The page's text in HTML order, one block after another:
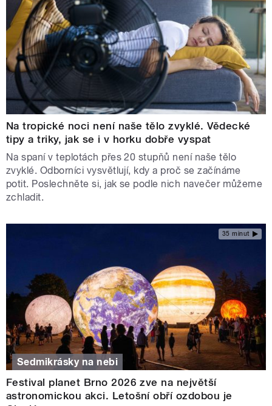
Na tropické noci není naše tělo zvyklé. Vědecké
tipy a triky, jak se i v horku dobře vyspat
Na spaní v teplotách přes 20 stupňů není naše tělo
zvyklé. Odborníci vysvětlují, kdy a proč se začínáme
potit. Poslechněte si, jak se podle nich navečer můžeme
zchladit.
35 minut
Sedmikrásky na nebi
Festival planet Brno 2026 zve na největší
astronomickou akci. Letošní obří ozdobou je